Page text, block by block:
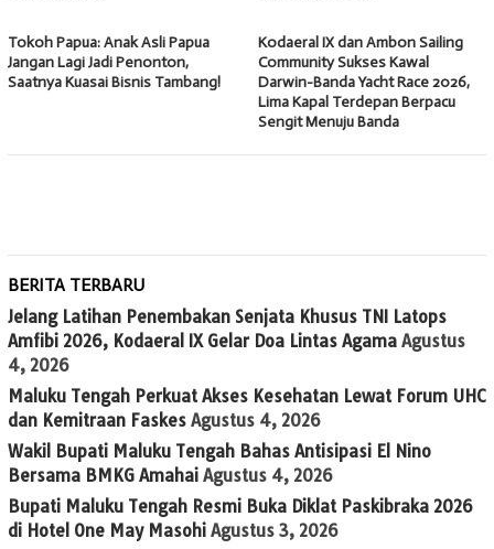
Tokoh Papua: Anak Asli Papua
Jangan Lagi Jadi Penonton,
Saatnya Kuasai Bisnis Tambang!
Kodaeral IX dan Ambon Sailing
Community Sukses Kawal
Darwin-Banda Yacht Race 2026,
Lima Kapal Terdepan Berpacu
Sengit Menuju Banda
BERITA TERBARU
Jelang Latihan Penembakan Senjata Khusus TNI Latops
Amfibi 2026, Kodaeral IX Gelar Doa Lintas Agama Agustus
4, 2026
Maluku Tengah Perkuat Akses Kesehatan Lewat Forum UHC
dan Kemitraan Faskes Agustus 4, 2026
Wakil Bupati Maluku Tengah Bahas Antisipasi El Nino
Bersama BMKG Amahai Agustus 4, 2026
Bupati Maluku Tengah Resmi Buka Diklat Paskibraka 2026
di Hotel One May Masohi Agustus 3, 2026